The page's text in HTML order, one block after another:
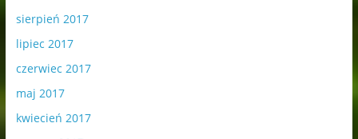
sierpień 2017
lipiec 2017
czerwiec 2017
maj 2017
kwiecień 2017